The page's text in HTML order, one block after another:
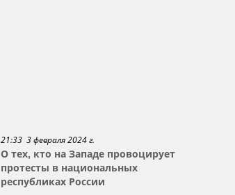
21:33 3 февраля 2024 г.
О тех, кто на Западе провоцирует
протесты в национальных
республиках России